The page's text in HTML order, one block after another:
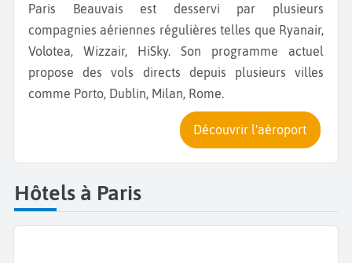
Paris Beauvais est desservi par plusieurs
compagnies aériennes régulières telles que Ryanair,
Volotea, Wizzair, HiSky. Son programme actuel
propose des vols directs depuis plusieurs villes
comme Porto, Dublin, Milan, Rome.
Découvrir l'aéroport
Hôtels à Paris